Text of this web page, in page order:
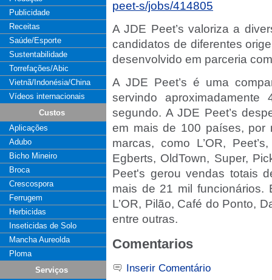
Publicidade
Receitas
Saúde/Esporte
Sustentabilidade
Torrefações/Abic
Vietnã/Indonésia/China
Vídeos internacionais
Custos
Aplicações
Adubo
Bicho Mineiro
Broca
Crescospora
Ferrugem
Herbicidas
Inseticidas de Solo
Mancha Aureolda
Ploma
Serviços
peet-s/jobs/414805
A JDE Peet’s valoriza a
candidatos de diferentes
desenvolvido em parceria
A JDE Peet’s é uma
servindo
segundo. A JDE Peet’s
em mais de 100 países, por
marcas, como L’OR,
Egberts, OldTown, Super,
Peet's gerou vendas totais
mais de 21 mil funcionários.
L’OR, Pilão, Café do Ponto,
entre outras.
Comentarios
Inserir Comentário